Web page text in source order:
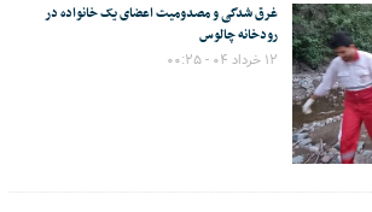
غرق شدگی و مصدومیت اعضای یک خانواده در
رودخانه چالوس
۱۲ خرداد ۰۴ - ۰۰:۲۵